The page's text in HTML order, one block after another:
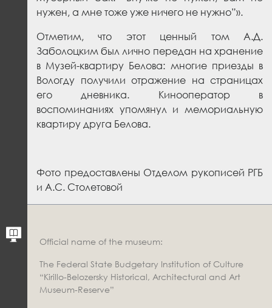
нужен, а мне тоже уже ничего не нужно”».
Отметим, что этот ценный том А.Д.
Заболоцким был лично передан на хранение
в Музей-квартиру Белова: многие приезды в
Вологду получили отражение на страницах
его дневника. Кинооператор в
воспоминаниях упомянул и мемориальную
квартиру друга Белова.
Фото предоставлены Отделом рукописей РГБ
и А.С. Столетовой
Official name of the museum:
The Federal State Budgetary Institution of Culture
“Kirillo-Belozersky Historical, Architectural and Art
Museum-Reserve”